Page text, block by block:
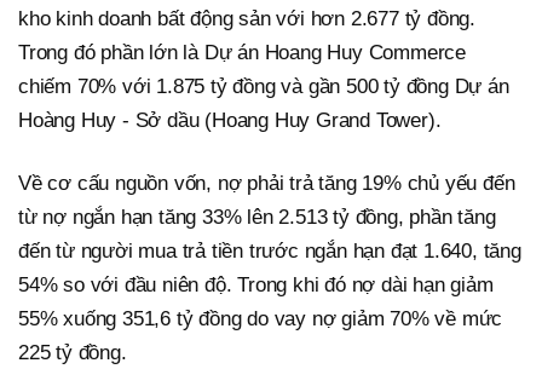
kho kinh doanh bất động sản với hơn 2.677 tỷ đồng.
Trong đó phần lớn là Dự án Hoang Huy Commerce
chiếm 70% với 1.875 tỷ đồng và gần 500 tỷ đồng Dự án
Hoàng Huy - Sở dầu (Hoang Huy Grand Tower).
Về cơ cấu nguồn vốn, nợ phải trả tăng 19% chủ yếu đến
từ nợ ngắn hạn tăng 33% lên 2.513 tỷ đồng, phần tăng
đến từ người mua trả tiền trước ngắn hạn đạt 1.640, tăng
54% so với đầu niên độ. Trong khi đó nợ dài hạn giảm
55% xuống 351,6 tỷ đồng do vay nợ giảm 70% về mức
225 tỷ đồng.